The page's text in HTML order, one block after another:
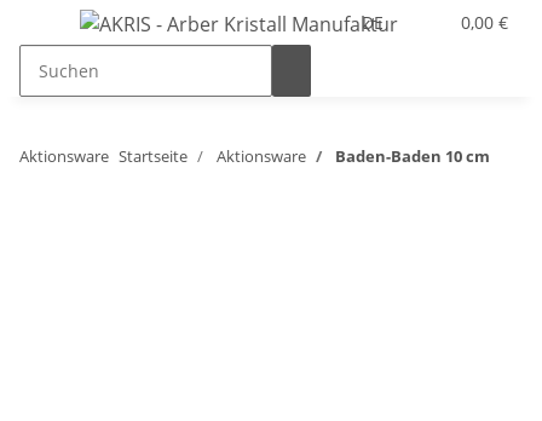
DE 0,00 €
Aktionsware Startseite Aktionsware Baden-Baden 10 cm